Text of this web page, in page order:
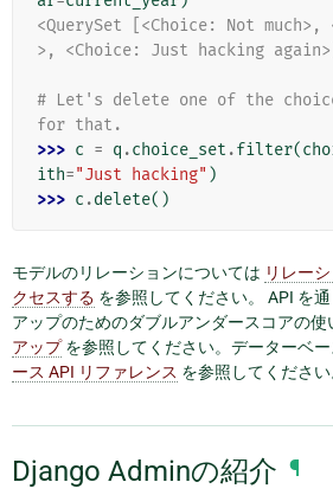
<QuerySet [<Choice: Not much>,
>, <Choice: Just hacking
# Let's delete one of the
for that.
>>> c = q .choice_set .filter(
ith="Just hacking" )
>>> c .delete()
モデルのリレーションについては リレー
クセスする を参照してください。 API を
アップのためのダブルアンダースコアの使
アップを参照してください。データーベー
ース API リファレンス を参照してください
Django Adminの紹介 ¶